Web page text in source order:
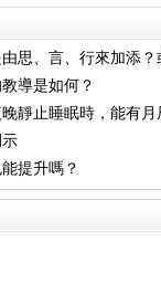
思、言、行來加添？
一念，或進而無念）
導是如何？
靜止睡眠時，能有月
添？
提升嗎？